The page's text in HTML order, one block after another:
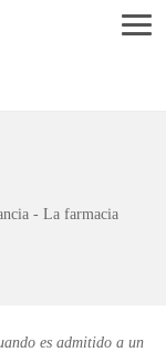
Menu
- La farmacia
es admitido a un